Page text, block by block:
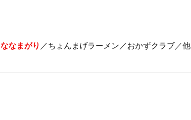
ななまがり ／ちょんまげラーメン／おかずクラブ／他